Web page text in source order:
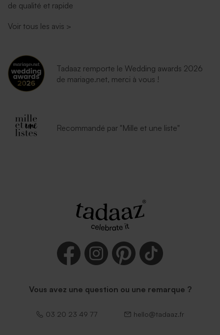
de qualité et rapide
Voir tous les avis >
Tadaaz remporte le Wedding awards 2026
de mariage.net, merci à vous !
Recommandé par "Mille et une liste"
Vous avez une question ou une remarque ?
03 20 23 49 77 hello@tadaaz.fr